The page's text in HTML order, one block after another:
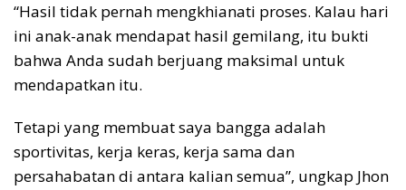
“Hasil tidak pernah mengkhianati proses. Kalau hari
ini anak-anak mendapat hasil gemilang, itu bukti
bahwa Anda sudah berjuang maksimal untuk
mendapatkan itu.
Tetapi yang membuat saya bangga adalah
sportivitas, kerja keras, kerja sama dan
persahabatan di antara kalian semua”, ungkap Jhon